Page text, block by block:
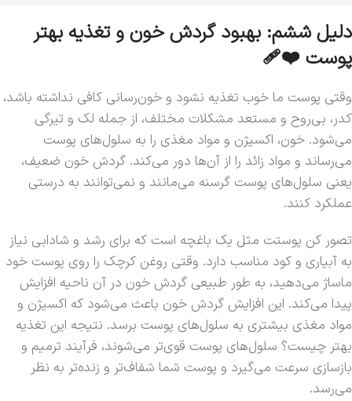
دلیل ششم: بهبود گردش خون و تغذیه بهتر
پوست ❤️‍🩹
وقتی پوست ما خوب تغذیه نشود و خون‌رسانی کافی نداشته باشد،
کدر، بی‌روح و مستعد مشکلات مختلف، از جمله لک و تیرگی
می‌شود. خون، اکسیژن و مواد مغذی را به سلول‌های پوست
می‌رساند و مواد زائد را از آن‌ها دور می‌کند. گردش خون ضعیف،
یعنی سلول‌های پوست گرسنه می‌مانند و نمی‌توانند به درستی
عملکرد کنند.
تصور کن پوستت مثل یک باغچه است که برای رشد و شادابی نیاز
به آبیاری و کود مناسب دارد. وقتی روغن کرچک را روی پوست خود
ماساژ می‌دهید، به طور طبیعی گردش خون در آن ناحیه افزایش
پیدا می‌کند. این افزایش گردش خون باعث می‌شود که اکسیژن و
مواد مغذی بیشتری به سلول‌های پوست برسد. نتیجه این تغذیه
بهتر چیست؟ سلول‌های پوست قوی‌تر می‌شوند، فرآیند ترمیم و
بازسازی سرعت می‌گیرد و پوست شما شفاف‌تر و زنده‌تر به نظر
می‌رسد.